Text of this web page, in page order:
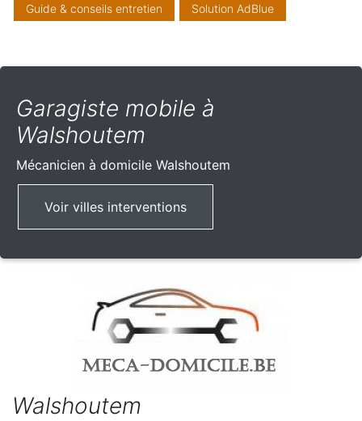
Guide & conseils entretien Solution AdBlue
Garagiste mobile à
Walshoutem
Mécanicien à domicile Walshoutem
Voir villes interventions
Walshoutem